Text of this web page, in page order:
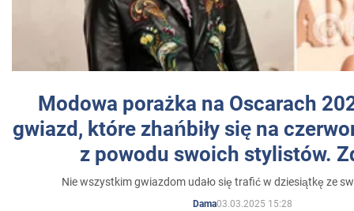
Modowa porażka na Oscarach
gwiazd, które zhańbiły się na
z powodu swoich stylistów.
Nie wszystkim gwiazdom udało się trafić w dziesiątkę ze
Dama03.03.2025 15:28